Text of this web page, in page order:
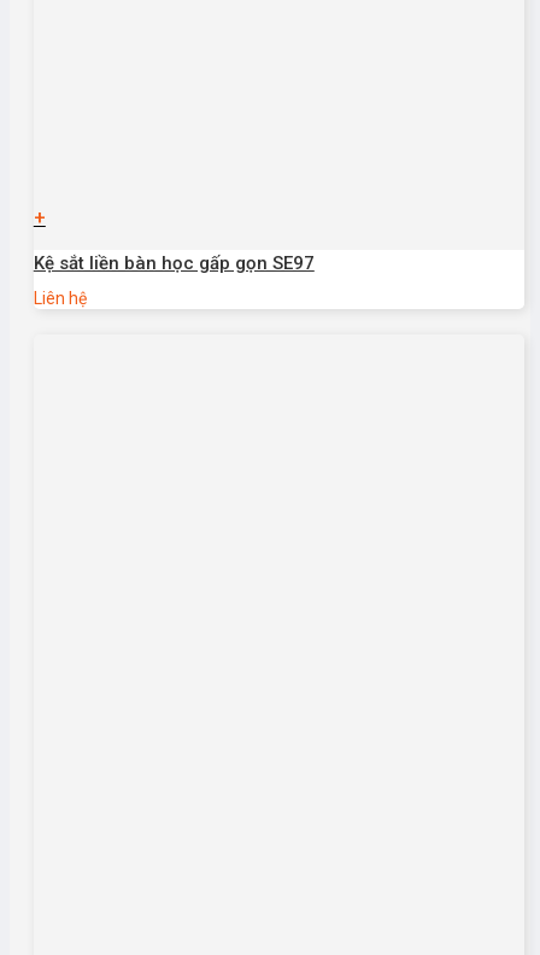
+
Kệ sắt liền bàn học gấp gọn SE97
Liên hệ